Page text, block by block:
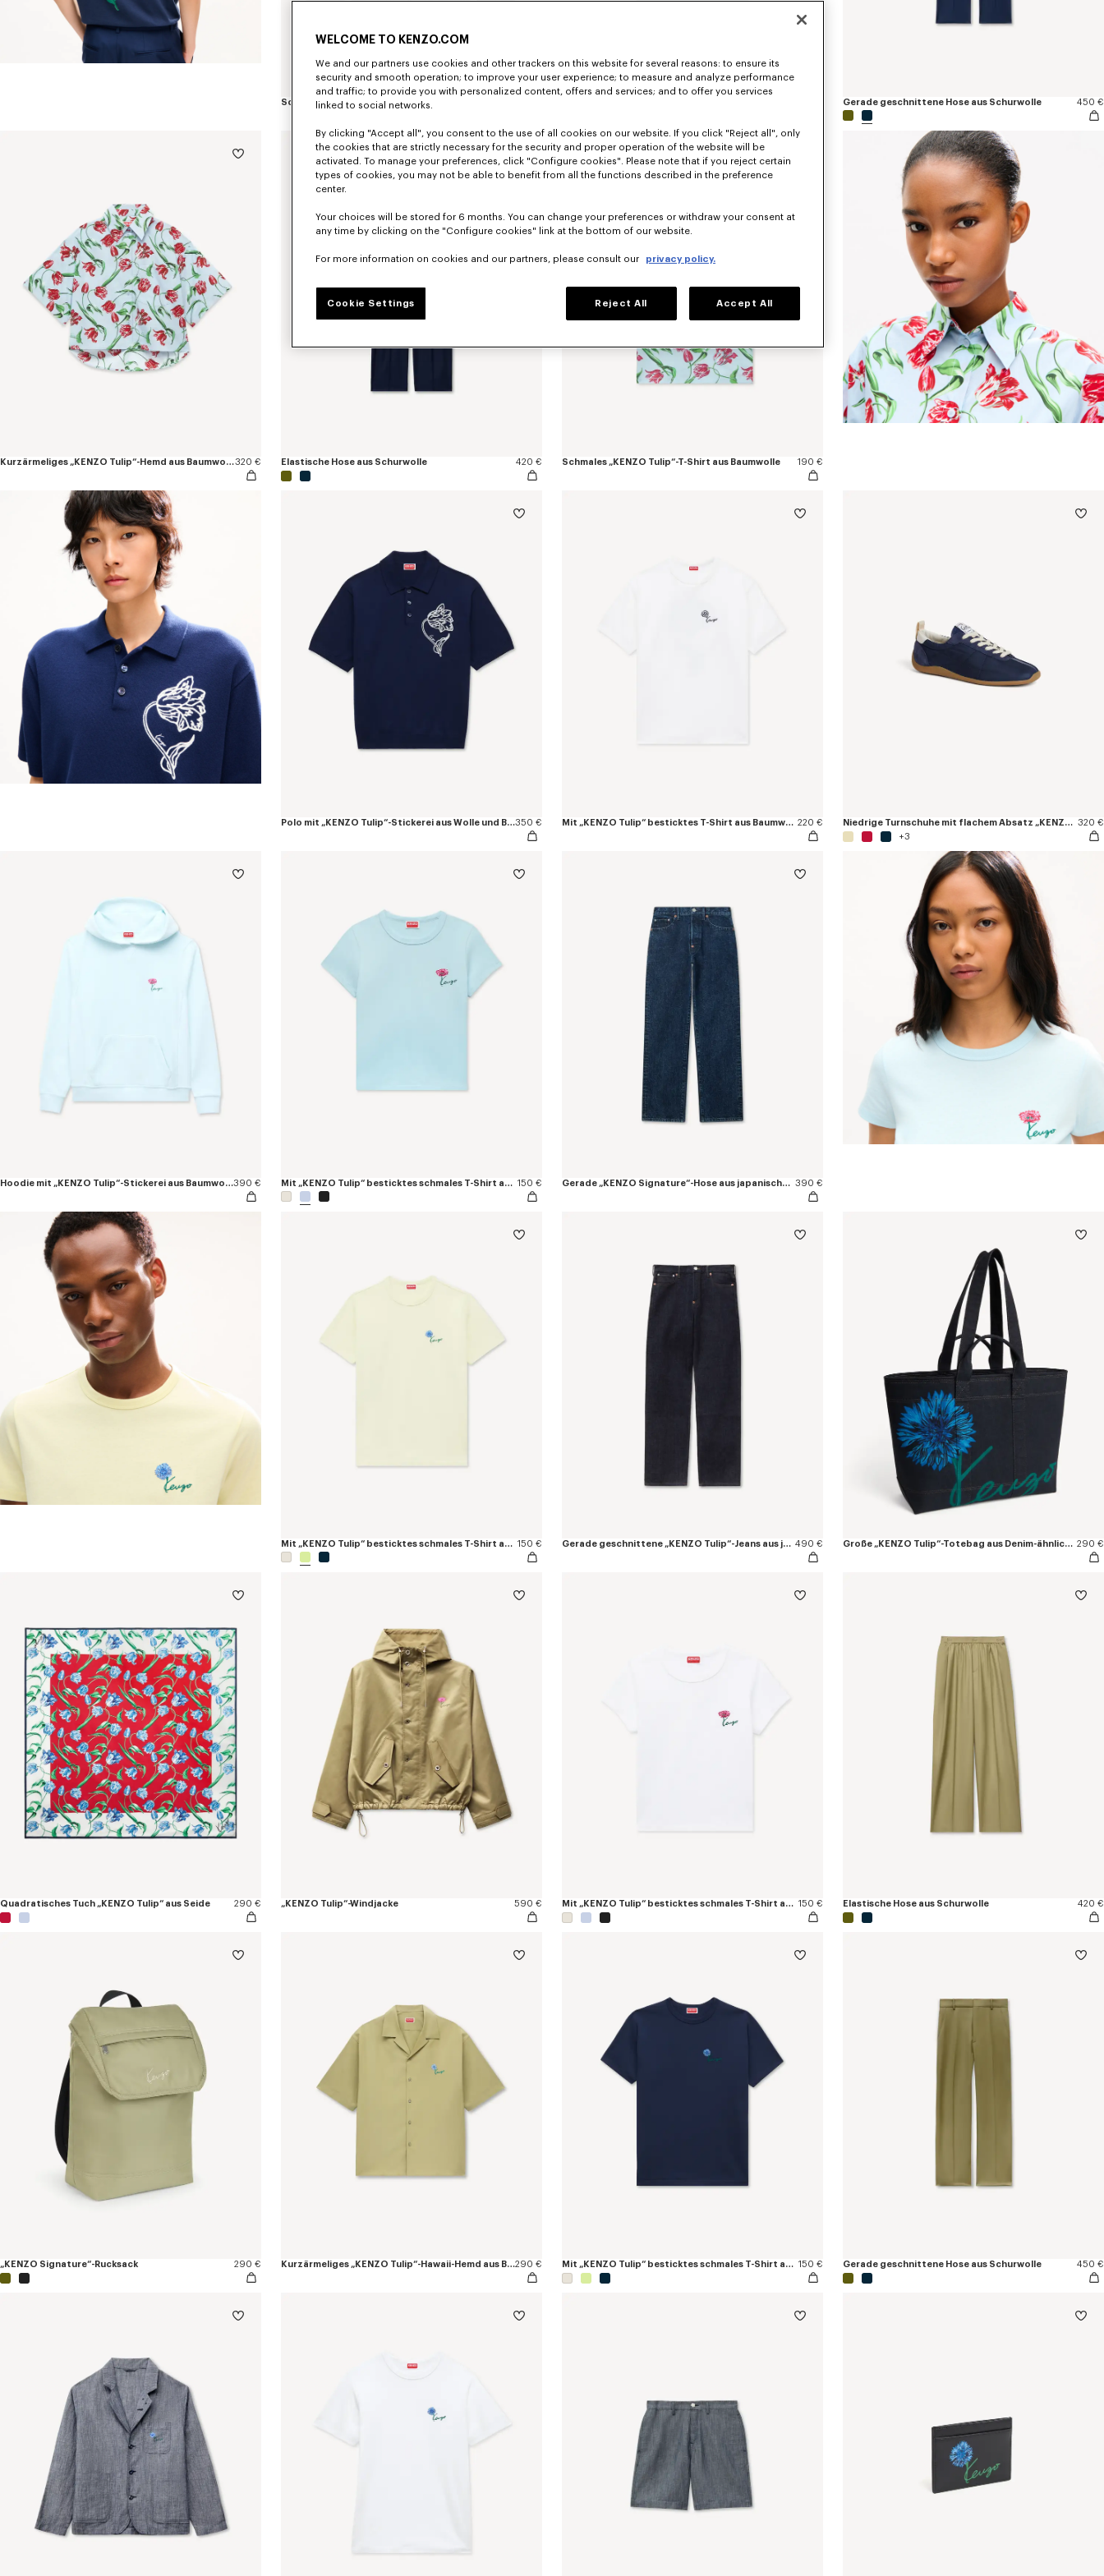
Gerade geschnittene Hose aus Schurwolle 450 €
Kurzärmeliges „KENZO Tulip“-Hemd aus Baumwoll-Popeline320 € Elastische Hose aus Schurwolle 420 € Schmales „KENZO Tulip“-T-Shirt aus Baumwolle 190 €
Polo mit „KENZO Tulip“-Stickerei aus Wolle und Baumwolle350 € Mit „KENZO Tulip“ besticktes T-Shirt aus Baumwolle 220 € Niedrige Turnschuhe mit flachem Absatz „KENZO Striker“ 320 €
+3
Hoodie mit „KENZO Tulip“-Stickerei aus Baumwolle390 € Mit „KENZO Tulip“ besticktes schmales T-Shirt aus Baumwolle 150 € Gerade „KENZO Signature“-Hose aus japanischem Denim 390 €
Mit „KENZO Tulip“ besticktes schmales T-Shirt aus Baumwolle 150 € Gerade geschnittene „KENZO Tulip“-Jeans aus japanischem Denim 490 € Große „KENZO Tulip“-Totebag aus Denim-ähnlichem Twill 290 €
Quadratisches Tuch „KENZO Tulip“ aus Seide 290 € „KENZO Tulip“-Windjacke 590 € Mit „KENZO Tulip“ besticktes schmales T-Shirt aus Baumwolle 150 € Elastische Hose aus Schurwolle 420 €
„KENZO Signature“-Rucksack 290 € Kurzärmeliges „KENZO Tulip“-Hawaii-Hemd aus Baumwoll-Popeline290 € Mit „KENZO Tulip“ besticktes schmales T-Shirt aus Baumwolle 150 € Gerade geschnittene Hose aus Schurwolle 450 €
WELCOME TO KENZO.COM
We and our partners use cookies and other trackers on this website for several reasons: to ensure its
security and smooth operation; to improve your user experience; to measure and analyze performance
and traffic; to provide you with personalized content, offers and services; and to offer you services
linked to social networks.
By clicking "Accept all", you consent to the use of all cookies on our website. If you click "Reject all", only
the cookies that are strictly necessary for the security and proper operation of the website will be
activated. To manage your preferences, click "Configure cookies". Please note that if you reject certain
types of cookies, you may not be able to benefit from all the functions described in the preference
center.
Your choices will be stored for 6 months. You can change your preferences or withdraw your consent at
any time by clicking on the "Configure cookies" link at the bottom of our website.
For more information on cookies and our partners, please consult our privacy policy.
Cookie Settings Reject All Accept All